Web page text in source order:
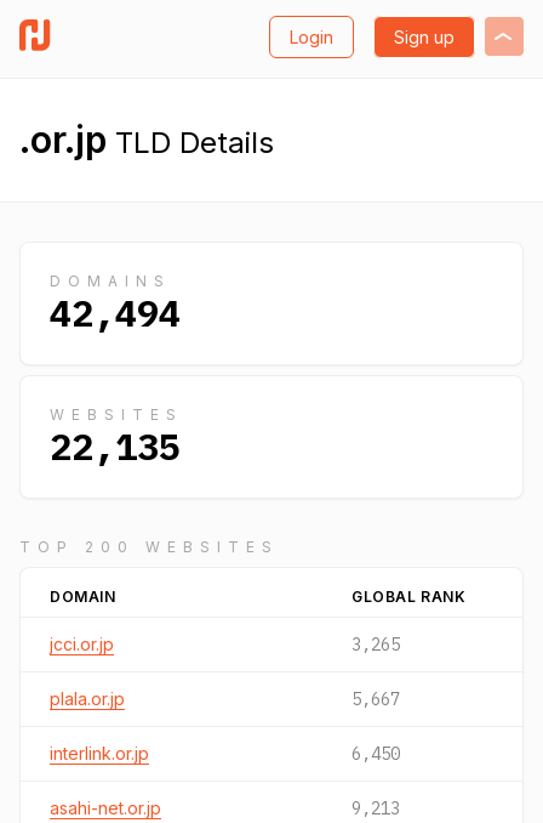
Login Sign up
.or.jp TLD Details
DOMAINS
42,494
WEBSITES
22,135
TOP 200 WEBSITES
DOMAIN GLOBAL RANK
jcci.or.jp 3,265
plala.or.jp 5,667
interlink.or.jp 6,450
asahi-net.or.jp 9,213